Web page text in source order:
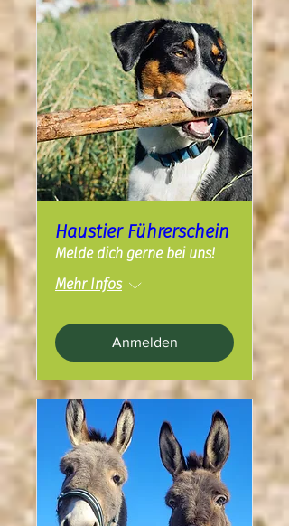
Haustier Führerschein
Melde dich gerne bei uns!
Mehr Infos
Anmelden